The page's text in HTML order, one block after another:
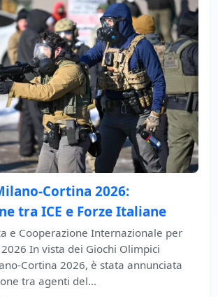
Cortina 2026:
tra ICE e Forze Italiane
e Cooperazione Internazionale per
In vista dei Giochi Olimpici
Cortina 2026, è stata annunciata
tra agenti del…